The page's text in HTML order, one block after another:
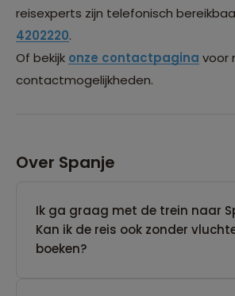
reisexperts zijn telefonisch
4202220.
Of bekijk onze contactpagina voor
contactmogelijkheden.
Over Spanje
Ik ga graag met de trein naar
Kan ik de reis ook zonder
boeken?